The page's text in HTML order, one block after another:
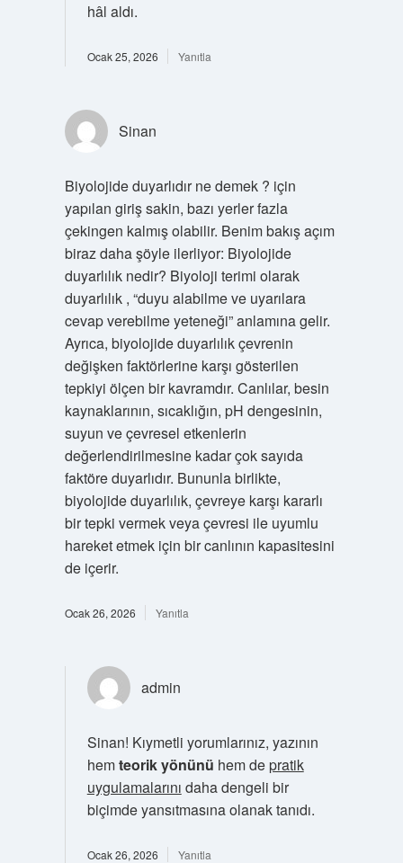
hâl aldı.
Ocak 25, 2026 Yanıtla
Sinan
Biyolojide duyarlıdır ne demek ? için
yapılan giriş sakin, bazı yerler fazla
çekingen kalmış olabilir. Benim bakış açım
biraz daha şöyle ilerliyor: Biyolojide
duyarlılık nedir? Biyoloji terimi olarak
duyarlılık , “duyu alabilme ve uyarılara
cevap verebilme yeteneği” anlamına gelir.
Ayrıca, biyolojide duyarlılık çevrenin
değişken faktörlerine karşı gösterilen
tepkiyi ölçen bir kavramdır. Canlılar, besin
kaynaklarının, sıcaklığın, pH dengesinin,
suyun ve çevresel etkenlerin
değerlendirilmesine kadar çok sayıda
faktöre duyarlıdır. Bununla birlikte,
biyolojide duyarlılık, çevreye karşı kararlı
bir tepki vermek veya çevresi ile uyumlu
hareket etmek için bir canlının kapasitesini
de içerir.
Ocak 26, 2026 Yanıtla
admin
Sinan! Kıymetli yorumlarınız, yazının
hemteorik yönünü hem depratik
uygulamalarını daha dengeli bir
biçimde yansıtmasına olanak tanıdı.
Ocak 26, 2026 Yanıtla